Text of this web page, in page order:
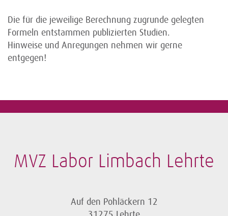
Die für die jeweilige Berechnung zugrunde gelegten
Formeln entstammen publizierten Studien.
Hinweise und Anregungen nehmen wir gerne
entgegen!
MVZ Labor Limbach Lehrte
Auf den Pohläckern 12